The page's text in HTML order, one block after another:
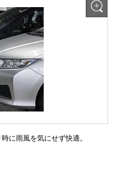
に雨風を気にせず快適。